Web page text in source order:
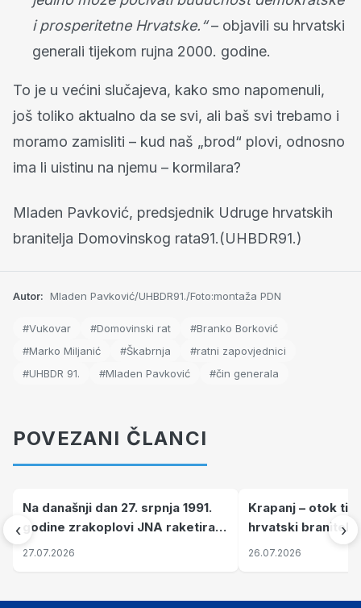
i prosperitetne Hrvatske.“– objavili su hrvatski
generali tijekom rujna 2000. godine.
To je u većini slučajeva, kako smo napomenuli,
još toliko aktualno da se svi, ali baš svi trebamo i
moramo zamisliti – kud naš „brod“ plovi, odnosno
ima li uistinu na njemu – kormilara?
Mladen Pavković, predsjednik Udruge hrvatskih
branitelja Domovinskog rata91.(UHBDR91.)
Autor: Mladen Pavković/UHBDR91./Foto:montaža PDN
#Vukovar #Domovinski rat
#Branko Borković
#Marko Miljanić
#Škabrnja
#ratni zapovjednici
#UHBDR 91.
#Mladen Pavković #čin generala
POVEZANI ČLANCI
‹
Na današnji dan 27. srpnja 1991.
godine zrakoplovi JNA raketirali
su vojarnu i obučni centar "Nikola
27.07.2026
Krapanj – otok
hrvatski branitelji
pronalaze mir
26.07.2026
›